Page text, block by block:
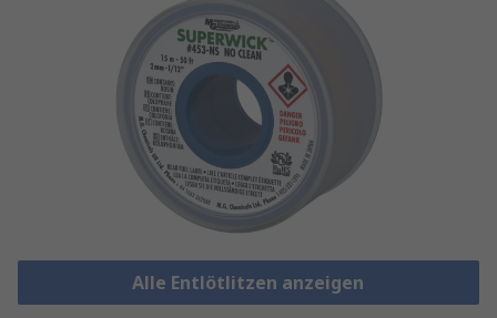
Alle Entlötlitzen anzeigen